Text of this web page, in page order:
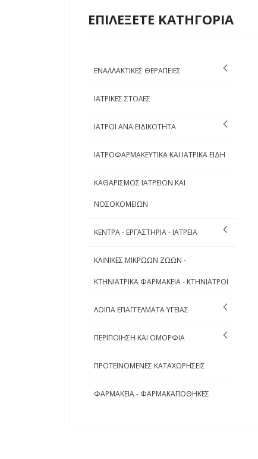
ΕΠΙΛΕΞΕΤΕ ΚΑΤΗΓΟΡΙΑ
ΕΝΑΛΛΑΚΤΙΚΕΣ ΘΕΡΑΠΕΙΕΣ
ΙΑΤΡΙΚΕΣ ΣΤΟΛΕΣ
ΙΑΤΡΟΙ ΑΝΑ ΕΙΔΙΚΟΤΗΤΑ
ΙΑΤΡΟΦΑΡΜΑΚΕΥΤΙΚΑ ΚΑΙ ΙΑΤΡΙΚΑ ΕΙΔΗ
ΚΑΘΑΡΙΣΜΟΣ ΙΑΤΡΕΙΩΝ ΚΑΙ
ΝΟΣΟΚΟΜΕΙΩΝ
ΚΕΝΤΡΑ - ΕΡΓΑΣΤΗΡΙΑ - ΙΑΤΡΕΙΑ
ΚΛΙΝΙΚΕΣ ΜΙΚΡΩΩΝ ΖΩΩΝ -
ΚΤΗΝΙΑΤΡΙΚΑ ΦΑΡΜΑΚΕΙΑ - ΚΤΗΝΙΑΤΡΟΙ
ΛΟΙΠΑ ΕΠΑΓΓΕΛΜΑΤΑ ΥΓΕΙΑΣ
ΠΕΡΙΠΟΙΗΣΗ ΚΑΙ ΟΜΟΡΦΙΑ
ΠΡΟΤΕΙΝΟΜΕΝΕΣ ΚΑΤΑΧΩΡΗΣΕΙΣ
ΦΑΡΜΑΚΕΙΑ - ΦΑΡΜΑΚΑΠΟΘΗΚΕΣ